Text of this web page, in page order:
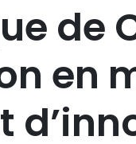
de
en